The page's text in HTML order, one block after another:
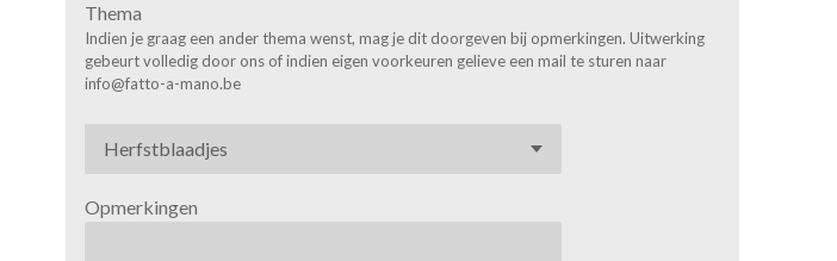
Thema
Indien je graag een ander thema wenst, mag je dit doorgeven bij opmerkingen. Uitwerking
gebeurt volledig door ons of indien eigen voorkeuren gelieve een mail te sturen naar
info@fatto-a-mano.be
Opmerkingen